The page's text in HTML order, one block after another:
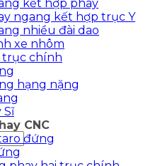
kết hợp phay
ngang kết hợp trục Y
nhiều đài dao
xe nhôm
trục chính
hạng nặng
Sĩ
CNC
đứng